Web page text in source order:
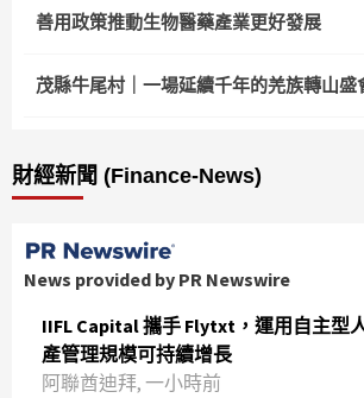
善用政策推動生物醫藥產業更好發展
茂縣牛尾村｜一場延續千年的羌族轉山盛
財經新聞 (Finance-News)
News provided by PR Newswire
IIFL Capital 攜手 Flytxt，運用自主型
產管理規模可持續增長
阿聯酋迪拜, 一小時前